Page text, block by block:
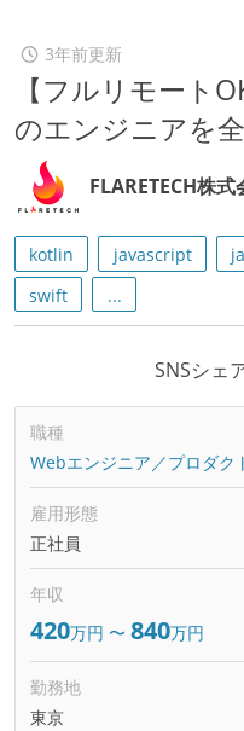
3年前更新
【フルリモート
のエンジニアを
FLARETECH株式
kotlin javascript
swift
...
SNSシェ
職種
Webエンジニア／プロダク
雇用形態
正社員
年収
420万円 〜 840万円
勤務地
東京